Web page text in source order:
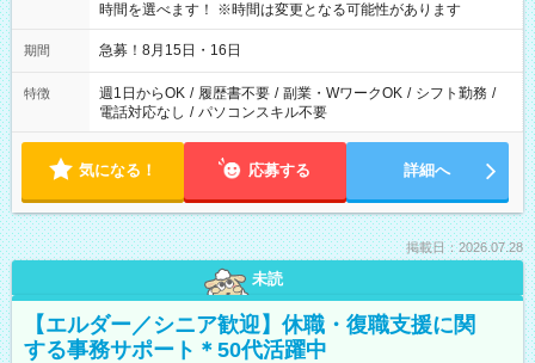
時間を選べます！ ※時間は変更となる可能性があります
期間 急募！8月15日・16日
特徴 週1日からOK / 履歴書不要 / 副業・WワークOK / シフト勤務 /
電話対応なし / パソコンスキル不要
気になる！ 応募する 詳細へ
掲載日：2026.07.28
未読
【エルダー／シニア歓迎】休職・復職支援に関
する事務サポート＊50代活躍中